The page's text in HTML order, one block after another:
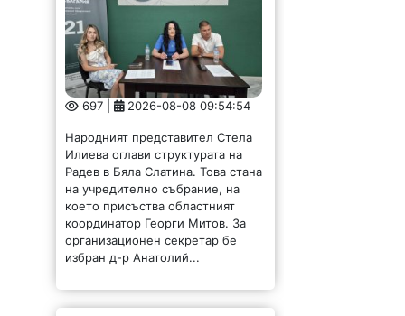
697 | 2026-08-08 09:54:54
Народният представител Стела
Илиева оглави структурата на
Радев в Бяла Слатина. Това стана
на учредително събрание, на
което присъства областният
координатор Георги Митов. За
организационен секретар бе
избран д-р Анатолий...